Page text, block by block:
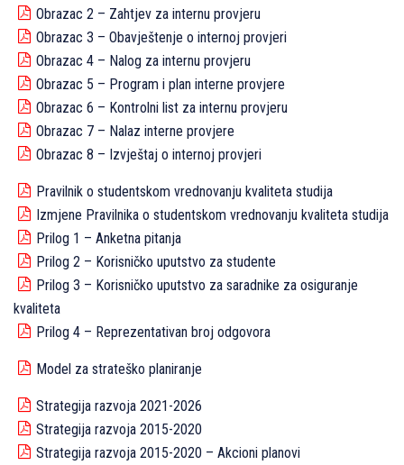
Obrazac 2 – Zahtjev za internu provjeru
Obrazac 3 – Obavještenje o internoj provjeri
Obrazac 4 – Nalog za internu provjeru
Obrazac 5 – Program i plan interne provjere
Obrazac 6 – Kontrolni list za internu provjeru
Obrazac 7 – Nalaz interne provjere
Obrazac 8 – Izvještaj o internoj provjeri
Pravilnik o studentskom vrednovanju kvaliteta studija
Izmjene Pravilnika o studentskom vrednovanju kvaliteta studija
Prilog 1 – Anketna pitanja
Prilog 2 – Korisničko uputstvo za studente
Prilog 3 – Korisničko uputstvo za saradnike za osiguranje
kvaliteta
Prilog 4 – Reprezentativan broj odgovora
Model za strateško planiranje
Strategija razvoja 2021-2026
Strategija razvoja 2015-2020
Strategija razvoja 2015-2020 – Akcioni planovi